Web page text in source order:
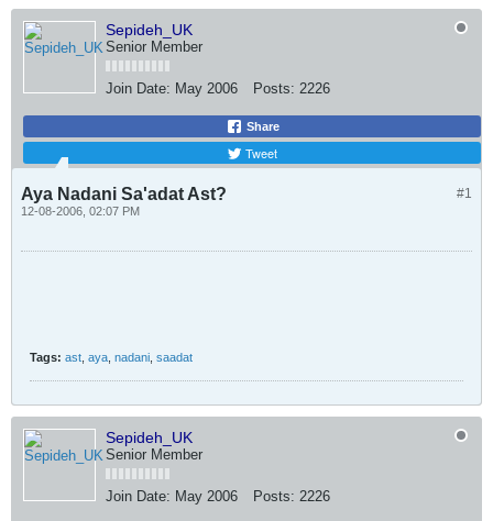
Sepideh_UK
Senior Member
Join Date: May 2006 Posts: 2226
Share
Tweet
#1
Aya Nadani Sa'adat Ast?
12-08-2006, 02:07 PM
Tags: ast aya nadani saadat
Sepideh_UK
Senior Member
Join Date: May 2006 Posts: 2226